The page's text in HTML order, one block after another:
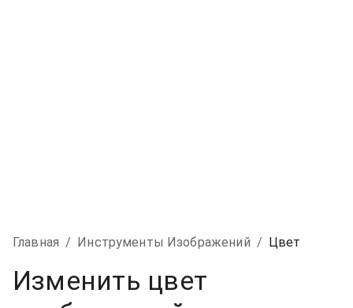
Главная / Инструменты Изображений / Цвет
Изменить цвет